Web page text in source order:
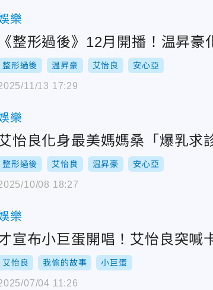
樂
《整形過後》12月開播！温昇
整形過後 温昇豪 艾怡良 安心亞
11/13 17:29
樂
怡良化身最美媽媽桑「爆乳
整形過後 艾怡良 温昇豪 安心亞
10/08 18:27
樂
宣布小巨蛋開唱！艾怡良突
艾怡良 我偷的故事 小巨蛋
07/04 11:26